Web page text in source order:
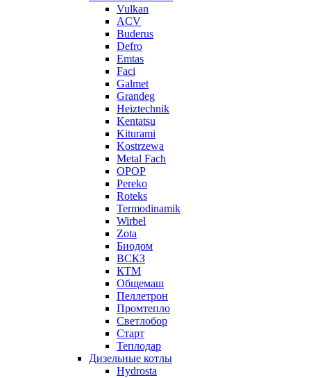
Vulkan
ACV
Buderus
Defro
Emtas
Faci
Galmet
Grandeg
Heiztechnik
Kentatsu
Kiturami
Kostrzewa
Metal Fach
OPOP
Pereko
Roteks
Termodinamik
Wirbel
Zota
Биодом
ВСКЗ
КТМ
Общемаш
Пеллетрон
Промтепло
Светлобор
Старт
Теплодар
Дизельные котлы
Hydrosta